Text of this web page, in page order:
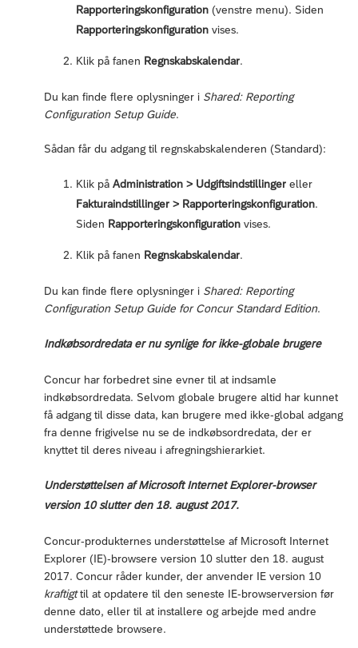
Rapporteringskonfiguration (venstre menu). Siden
Rapporteringskonfiguration vises.
Klik på fanen Regnskabskalendar.
Du kan finde flere oplysninger i Shared: Reporting
Configuration Setup Guide.
Sådan får du adgang til regnskabskalenderen (Standard):
Klik på Administration > Udgiftsindstillinger eller
Fakturaindstillinger > Rapporteringskonfiguration.
Siden Rapporteringskonfiguration vises.
Klik på fanen Regnskabskalendar.
Du kan finde flere oplysninger i Shared: Reporting
Configuration Setup Guide for Concur Standard Edition.
Indkøbsordredata er nu synlige for ikke-globale brugere
Concur har forbedret sine evner til at indsamle
indkøbsordredata. Selvom globale brugere altid har kunnet
få adgang til disse data, kan brugere med ikke-global adgang
fra denne frigivelse nu se de indkøbsordredata, der er
knyttet til deres niveau i afregningshierarkiet.
Understøttelsen af Microsoft Internet Explorer-browser
version 10 slutter den 18. august 2017.
Concur-produkternes understøttelse af Microsoft Internet
Explorer (IE)-browsere version 10 slutter den 18. august
2017. Concur råder kunder, der anvender IE version 10
kraftigttil at opdatere til den seneste IE-browserversion før
denne dato, eller til at installere og arbejde med andre
understøttede browsere.